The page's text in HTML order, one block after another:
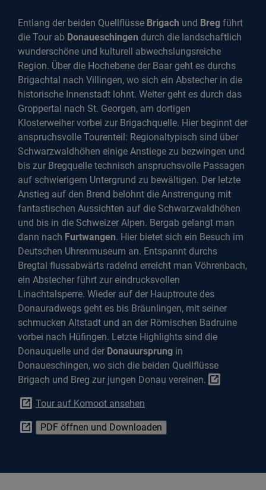
Entlang der beiden Quellflüsse Brigach und Breg führt
die Tour ab Donaueschingen durch die landschaftlich
wunderschöne und kulturell abwechslungsreiche
Region. Über die Hochebene der Baar geht es durchs
Brigachtal nach Villingen, wo sich ein Abstecher in die
historische Innenstadt lohnt. Weiter geht es durch das
Groppertal nach St. Georgen, am dortigen
Klosterweiher vorbei zur Brigachquelle. Hier beginnt der
anspruchsvolle Tourenteil: Regionaltypisch sind über
Schwarzwaldhöhen einige Anstiege zu bezwingen und
bis zur Bregquelle technisch anspruchsvolle Passagen
auf schwierigem Untergrund zu bewältigen. Der letzte
Anstieg auf den Brend belohnt die Anstrengung mit
fantastischen Aussichten auf die Schwarzwaldhöhen
und bis in die Schweizer Alpen. Bergab gelangt man
dann nach Furtwangen. Hier bietet sich ein Besuch im
Deutschen Uhrenmuseum an. Entspannt durchs
Bregtal flussabwärts radelnd erreicht man Vöhrenbach,
ein Abstecher führt zur eindrucksvollen
Linachtalsperre. Wieder auf der Hauptroute des
Donauradwegs geht es bis Bräunlingen, mit seiner
schmucken Altstadt und an der Römischen Badruine
vorbei nach Hüfingen. Letzte Highlights sind die
Donauquelle und der Donauursprung in
Donaueschingen, wo sich die beiden Quellflüsse
Brigach und Breg zur jungen Donau vereinen.
Tour auf Komoot ansehen
PDF öffnen und Downloaden